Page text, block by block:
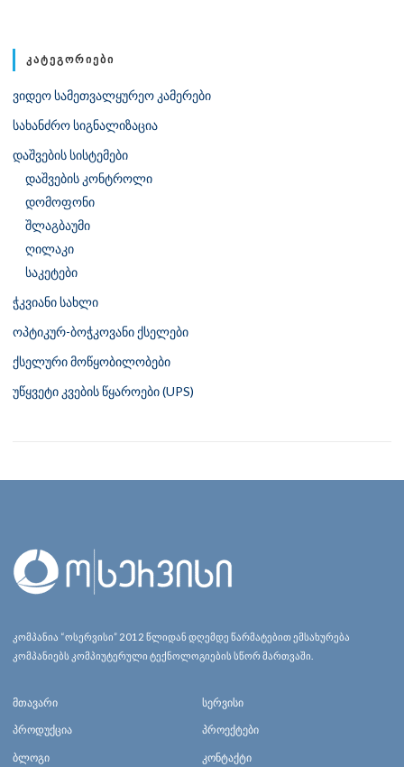
ᲙᲐᲢᲔᲒᲝᲠᲘᲔᲑᲘ
ვიდეო სამეთვალყურეო კამერები
სახანძრო სიგნალიზაცია
დაშვების სისტემები
დაშვების კონტროლი
დომოფონი
შლაგბაუმი
ღილაკი
საკეტები
ჭკვიანი სახლი
ოპტიკურ-ბოჭკოვანი ქსელები
ქსელური მოწყობილობები
უწყვეტი კვების წყაროები (UPS)
კომპანია “ოსერვისი” 2012 წლიდან დღემდე წარმატებით ემსახურება
კომპანიებს კომპიუტერული ტექნოლოგიების სწორ მართვაში.
მთავარი სერვისი
პროდუქცია პროექტები
ბლოგი კონტაქტი